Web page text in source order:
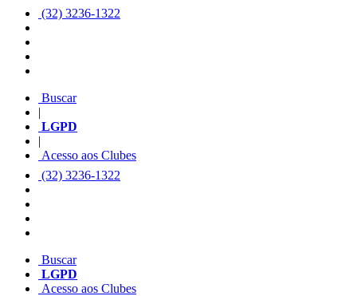
(32) 3236-1322
Buscar
|
LGPD
|
Acesso aos Clubes
(32) 3236-1322
Buscar
LGPD
Acesso aos Clubes